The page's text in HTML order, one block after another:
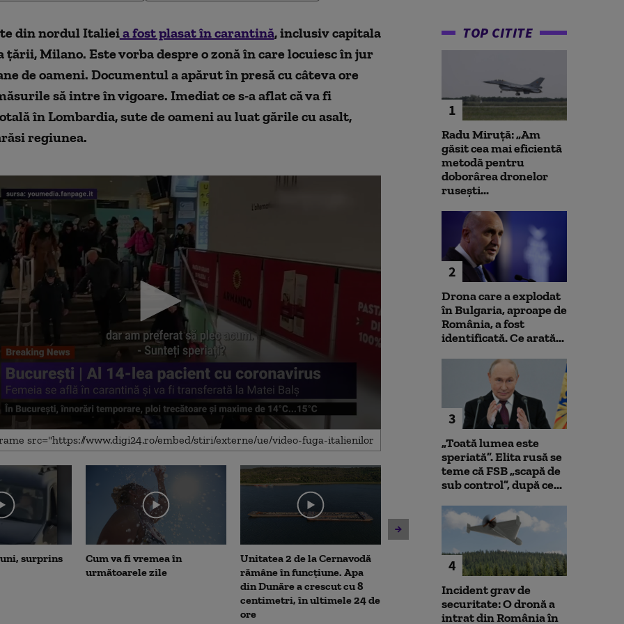
din nordul Italieia fost plasat în carantină, inclusiv capitala
țării, Milano. Este vorba despre o zonă în care locuiesc în jur
de oameni. Documentul a apărut în presă cu câteva ore
să intre în vigoare. Imediat ce s-a aflat că va fi
în Lombardia, sute de oameni au luat gările cu asalt,
regiunea.
surprins
Cum va fi vremea în
următoarele zile
Unitatea 2 de la Cernavodă
rămâne în funcțiune. Apa
din Dunăre a crescut cu 8
centimetri, în ultimele 24 de
ore
Ambulanţă atacată cu
topoarele într-o comună din
Cluj, după ce într-un clip pe
TikTok s-a afirmat că „fură
copii”. Șoferul a fost rănit
Topul
informații din
mai buni
Ucraina a
TOP CITITE
1
Radu Miruță: „Am
găsit cea mai eficientă
metodă pentru
doborârea dronelor
rusești...
2
Drona care a explodat
în Bulgaria, aproape de
România, a fost
identificată. Ce arată...
3
„Toată lumea este
speriată”. Elita rusă se
teme că FSB „scapă de
sub control”, după ce...
4
Incident grav de
securitate: O dronă a
intrat din România în